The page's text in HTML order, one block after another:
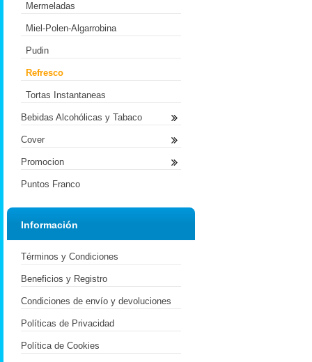
Mermeladas
Miel-Polen-Algarrobina
Pudin
Refresco
Tortas Instantaneas
Bebidas Alcohólicas y Tabaco
Cover
Promocion
Puntos Franco
Información
Términos y Condiciones
Beneficios y Registro
Condiciones de envío y devoluciones
Políticas de Privacidad
Política de Cookies